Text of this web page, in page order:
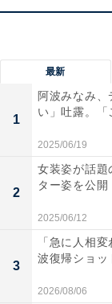
最新
1
阿波みなみ
い」吐露。
2025/06/19
2
女装姿が話題
ター姿を公
2025/06/12
3
「急に人相
波復帰ショッ
2026/08/06